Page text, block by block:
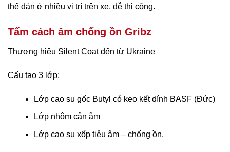
thể dán ở nhiều vị trí trên xe, dễ thi công.
Tấm cách âm chống ồn Gribz
Thương hiệu Silent Coat đến từ Ukraine
Cấu tạo 3 lớp:
Lớp cao su gốc Butyl có keo kết dính BASF (Đức)
Lớp nhôm cản âm
Lớp cao su xốp tiêu âm – chống ồn.